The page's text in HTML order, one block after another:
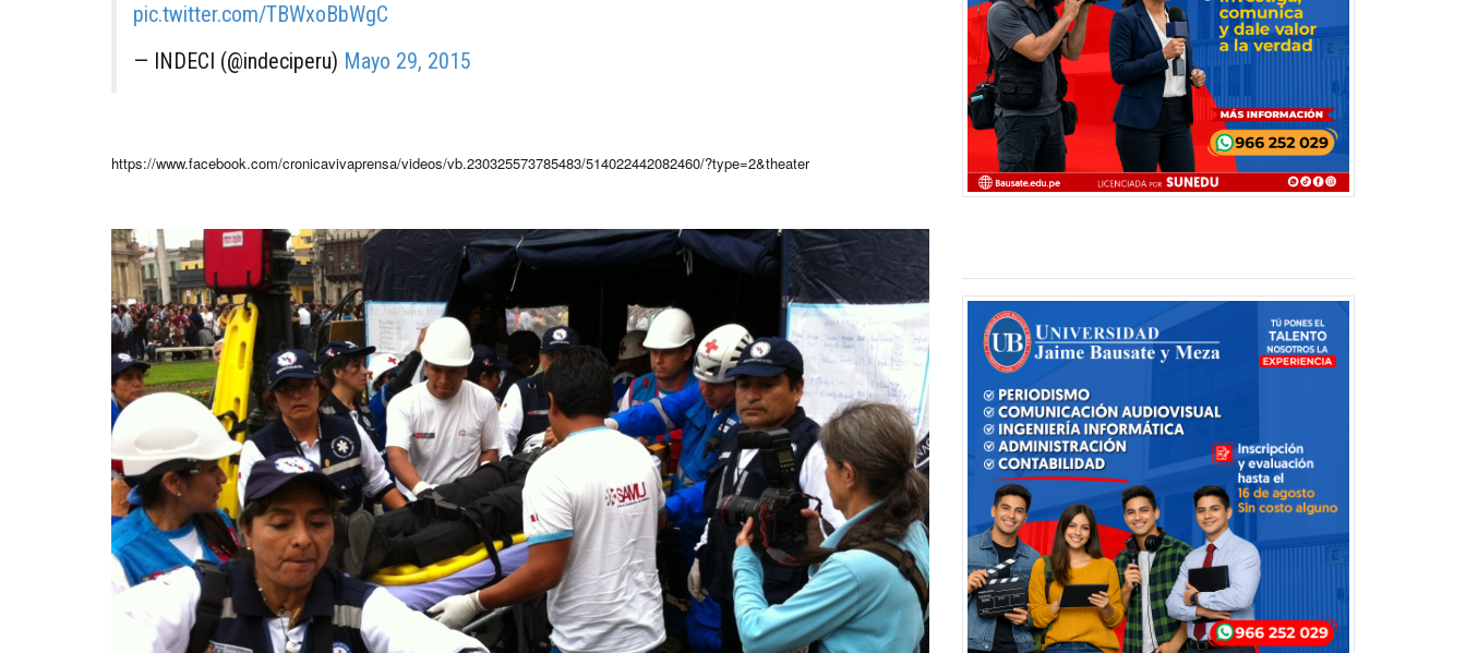
pic.twitter.com/TBWxoBbWgC
— INDECI (@indeciperu) Mayo 29, 2015
https://www.facebook.com/cronicavivaprensa/videos/vb.230325573785483/514022442082460/?type=2&theater